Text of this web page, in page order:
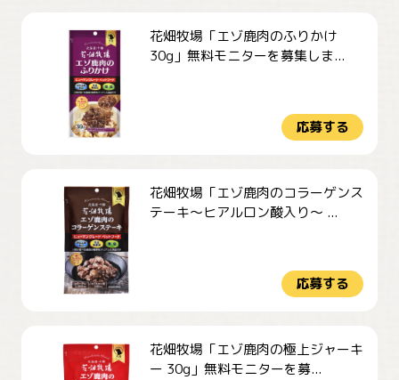
花畑牧場「エゾ鹿肉のふりかけ
30g」無料モニターを募集しま...
応募する
花畑牧場「エゾ鹿肉のコラーゲンス
テーキ～ヒアルロン酸入り～ ...
応募する
花畑牧場「エゾ鹿肉の極上ジャーキ
ー 30g」無料モニターを募...